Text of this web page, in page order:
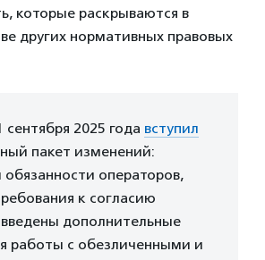
которые раскрываются в
других нормативных правовых
сентября 2025 года вступил
пакет изменений:
операторов,
к согласию
введены дополнительные
работы с обезличенными и